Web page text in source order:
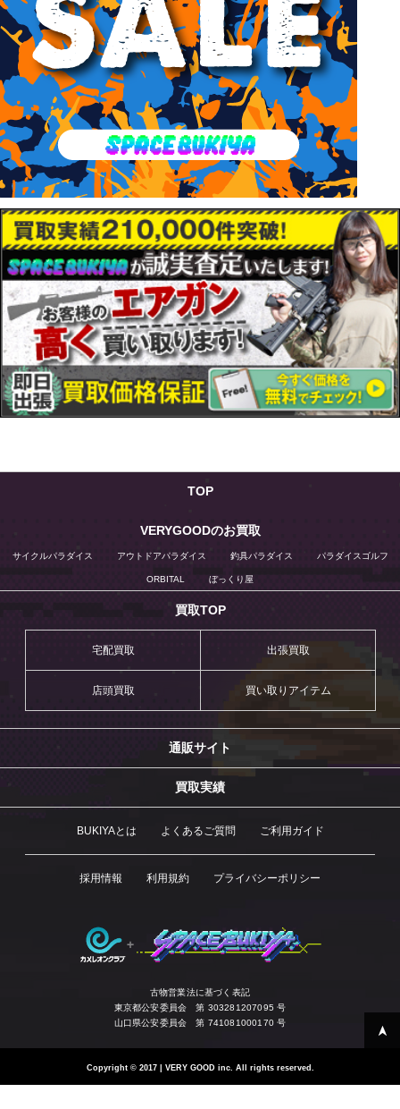
TOP
VERYGOODのお買取
サイクルパラダイス アウトドアパラダイス 釣具パラダイス パラダイスゴルフ
ORBITAL ぼっくり屋
買取TOP
宅配買取 出張買取
店頭買取 買い取りアイテム
通販サイト
買取実績
BUKIYAとは よくあるご質問 ご利用ガイド
採用情報 利用規約 プライバシーポリシー
古物営業法に基づく表記
東京都公安委員会 第 303281207095 号
山口県公安委員会 第 741081000170 号
Copyright ©2017 | VERY GOOD inc. All rights reserved.